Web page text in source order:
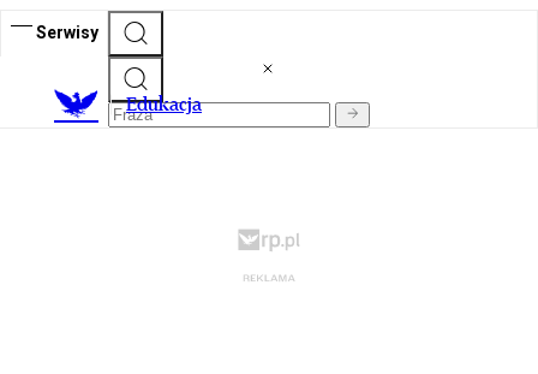
Serwisy
Edukacja